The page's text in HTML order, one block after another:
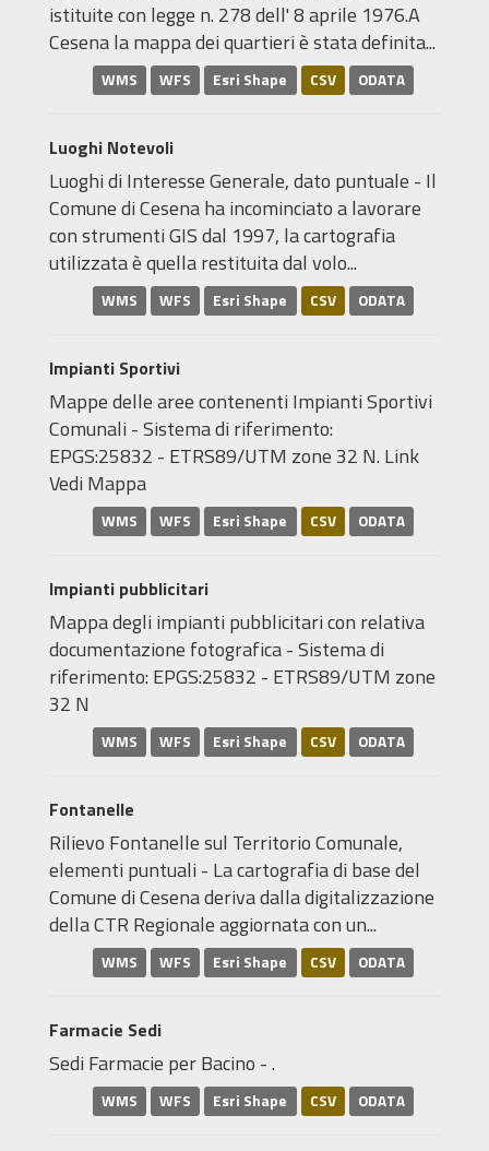
istituite con legge n. 278 dell' 8 aprile 1976.A
Cesena la mappa dei quartieri è stata definita...
WMS WFS Esri Shape CSV ODATA
Luoghi Notevoli
Luoghi di Interesse Generale, dato puntuale - Il
Comune di Cesena ha incominciato a lavorare
con strumenti GIS dal 1997, la cartografia
utilizzata è quella restituita dal volo...
WMS WFS Esri Shape CSV ODATA
Impianti Sportivi
Mappe delle aree contenenti Impianti Sportivi
Comunali - Sistema di riferimento:
EPGS:25832 - ETRS89/UTM zone 32 N. Link
Vedi Mappa
WMS WFS Esri Shape CSV ODATA
Impianti pubblicitari
Mappa degli impianti pubblicitari con relativa
documentazione fotografica - Sistema di
riferimento: EPGS:25832 - ETRS89/UTM zone
32 N
WMS WFS Esri Shape CSV ODATA
Fontanelle
Rilievo Fontanelle sul Territorio Comunale,
elementi puntuali - La cartografia di base del
Comune di Cesena deriva dalla digitalizzazione
della CTR Regionale aggiornata con un...
WMS WFS Esri Shape CSV ODATA
Farmacie Sedi
Sedi Farmacie per Bacino - .
WMS WFS Esri Shape CSV ODATA